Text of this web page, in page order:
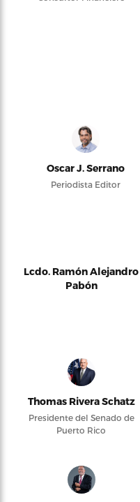
Oscar J. Serrano
Periodista Editor
Lcdo. Ramón Alejandro
Pabón
Thomas Rivera Schatz
Presidente del Senado de
Puerto Rico